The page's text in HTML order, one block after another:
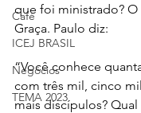
Café
ICEJ BRASIL
Negócios
TEMA 2023
que foi ministrado? O
Graça. Paulo diz:
“Você conhece
com três mil, cinco
mais discípulos?